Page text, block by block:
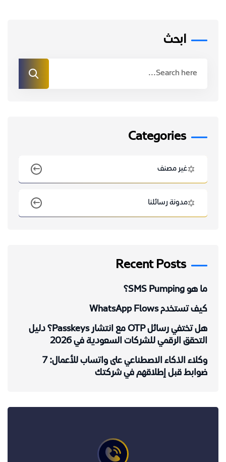
ابحث
Categories
غير مصنف
مدونة رسائلنا
Recent Posts
ما هو SMS Pumping؟
كيف تستخدم WhatsApp Flows
هل تختفي رسائل OTP مع انتشار Passkeys؟ دليل
التحقق الرقمي للشركات السعودية في 2026
وكلاء الذكاء الاصطناعي على واتساب للأعمال: 7
ضوابط قبل إطلاقهم في شركتك